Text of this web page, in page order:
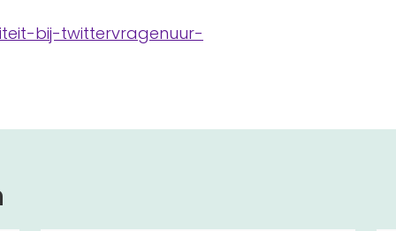
bij-twittervragenuur-